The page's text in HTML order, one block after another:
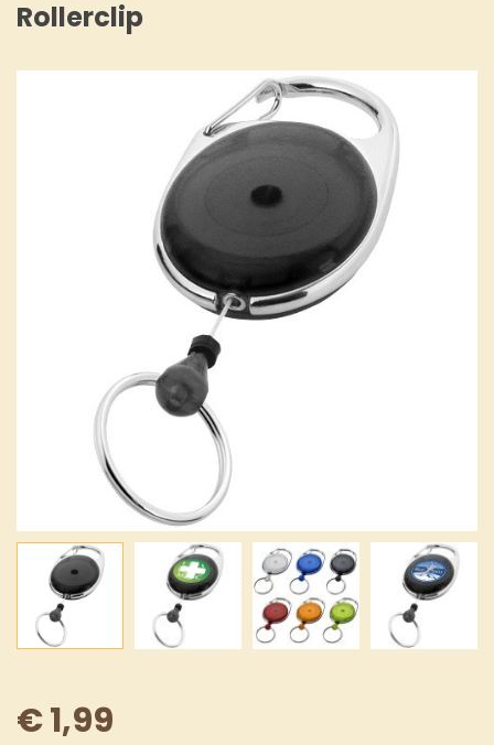
Rollerclip
€1,99